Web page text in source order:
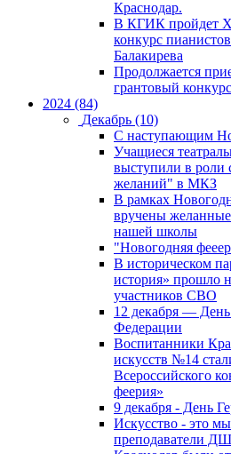
Краснодар.
В КГИК пройдет
конкурс
Балакирева
Продолжается
грантовый
2024 (84)
Декабрь (10)
С наступающим
Учащиеся
выступили в роли
желаний" в МКЗ
В рамках
вручены
нашей школы
"Новогодняя
В историческом
история» прошло
участников СВО
12 декабря —
Федерации
Воспитанники
искусств №14
Всероссийского
феерия»
9 декабря - День
Искусство - это
преподаватели